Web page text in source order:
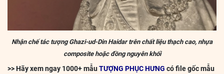
Nhận chế tác tượng Ghazi-ud-Din Haidar trên chất liệu thạch cao, nhựa
composite hoặc đồng nguyên khối
>> Hãy xem ngay 1000+ mẫuTƯỢNG PHỤC HƯNG có file gốc mẫu